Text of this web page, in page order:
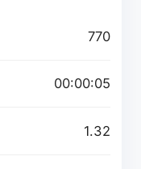
770
00:00:05
1.32